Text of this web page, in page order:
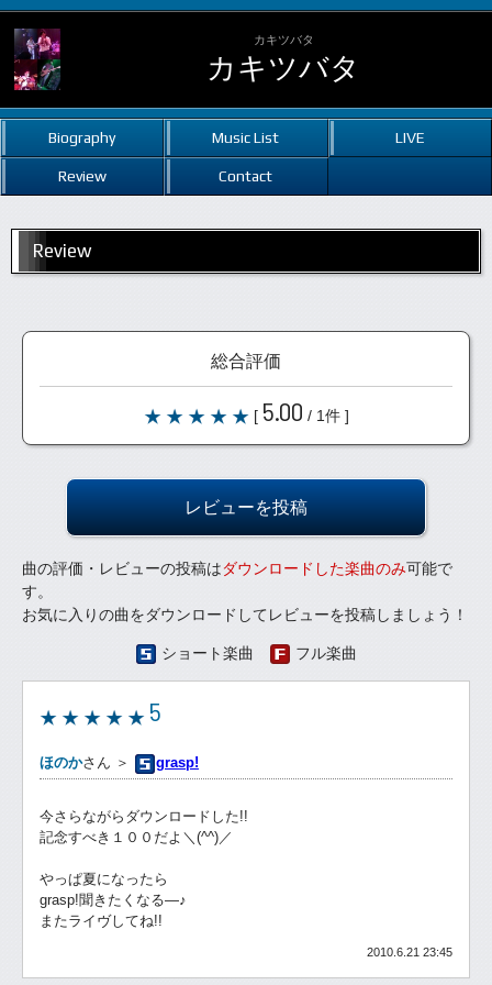
カキツバタ
カキツバタ
Biography Music List LIVE
Review Contact
Review
総合評価
[ 5.00 / 1件 ]
レビューを投稿
曲の評価・レビューの投稿はダウンロードした楽曲のみ可能で
す。
お気に入りの曲をダウンロードしてレビューを投稿しましょう！
ショート楽曲 フル楽曲
5
ほのかさん ＞ grasp!
今さらながらダウンロードした!!
記念すべき１００だよ＼(^^)／
やっぱ夏になったら
grasp!聞きたくなる—♪
またライヴしてね!!
2010.6.21 23:45